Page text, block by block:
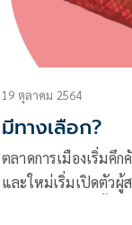
19 ตุลาคม 2564
มีทางเลือก?
ตลาดการเมืองเริ่มคึก
และใหม่เริ่มเปิดตัวผู้